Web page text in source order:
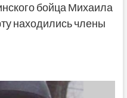
бойца Михаила
находились члены